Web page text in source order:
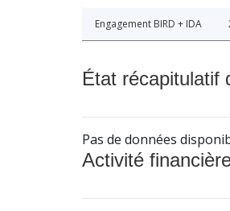
Engagement BIRD + IDA
État récapitulatif
Pas de données
Activité